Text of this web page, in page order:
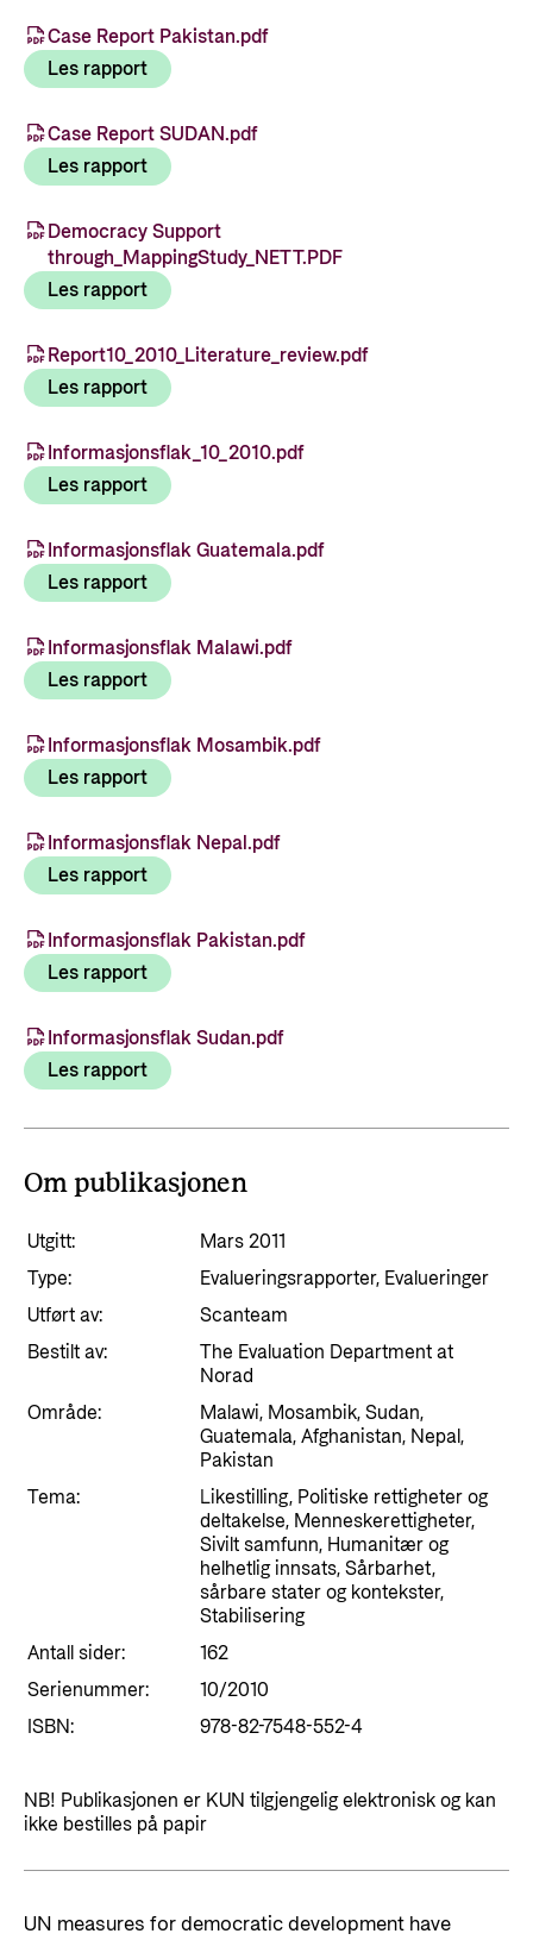
Styresett og økonomisk utvikling
For næringslivet
Statsgarantiordningen for investeringer i
Norad - Partnerskap med privat sektor
Nyttige lenker
Viktige dokumenter og lenker
Evalueringer (Norec)
Historie
Kontakt
Kontakt oss
Norads Varslingstjeneste
Presse og media
Logo
Postjournal
Personvern
Case Report Pakistan.pdf
Les rapport
Case Report SUDAN.pdf
Les rapport
Democracy Support
through_MappingStudy_NETT.PDF
Les rapport
Report10_2010_Literature_review.pdf
Les rapport
Informasjonsflak_10_2010.pdf
Les rapport
Informasjonsflak Guatemala.pdf
Les rapport
Informasjonsflak Malawi.pdf
Les rapport
Informasjonsflak Mosambik.pdf
Les rapport
Informasjonsflak Nepal.pdf
Les rapport
Informasjonsflak Pakistan.pdf
Les rapport
Informasjonsflak Sudan.pdf
Les rapport
Om publikasjonen
Utgitt:
Mars 2011
Type:
Evalueringsrapporter, Evalueringer
Utført av:
Scanteam
Bestilt av:
The Evaluation Department at
Norad
Område:
Malawi, Mosambik, Sudan,
Guatemala, Afghanistan, Nepal,
Pakistan
Tema:
Likestilling, Politiske rettigheter og
deltakelse, Menneskerettigheter,
Sivilt samfunn, Humanitær og
helhetlig innsats, Sårbarhet,
sårbare stater og kontekster,
Stabilisering
Antall sider:
162
Serienummer:
10/2010
ISBN:
978-82-7548-552-4
NB! Publikasjonen er KUN tilgjengelig elektronisk og kan
ikke bestilles på papir
UN measures for democratic development have